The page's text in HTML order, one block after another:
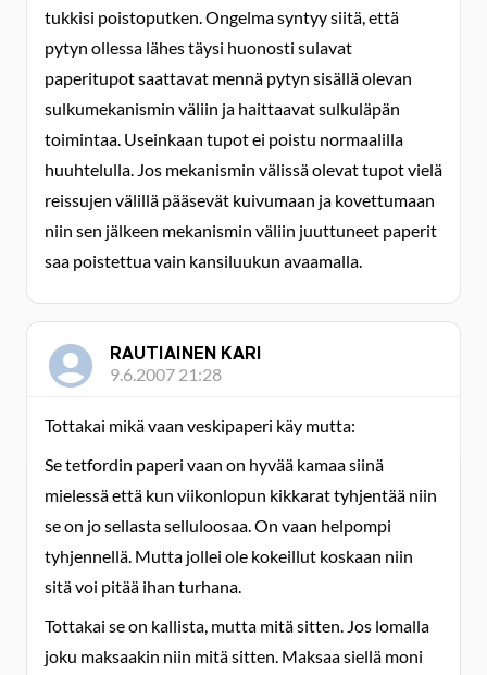
tukkisi poistoputken. Ongelma syntyy siitä, että
pytyn ollessa lähes täysi huonosti sulavat
paperitupot saattavat mennä pytyn sisällä olevan
sulkumekanismin väliin ja haittaavat sulkuläpän
toimintaa. Useinkaan tupot ei poistu normaalilla
huuhtelulla. Jos mekanismin välissä olevat tupot vielä
reissujen välillä pääsevät kuivumaan ja kovettumaan
niin sen jälkeen mekanismin väliin juuttuneet paperit
saa poistettua vain kansiluukun avaamalla.
RAUTIAINEN KARI
9.6.2007 21:28
Tottakai mikä vaan veskipaperi käy mutta:
Se tetfordin paperi vaan on hyvää kamaa siinä
mielessä että kun viikonlopun kikkarat tyhjentää niin
se on jo sellasta selluloosaa. On vaan helpompi
tyhjennellä. Mutta jollei ole kokeillut koskaan niin
sitä voi pitää ihan turhana.
Tottakai se on kallista, mutta mitä sitten. Jos lomalla
joku maksaakin niin mitä sitten. Maksaa siellä moni